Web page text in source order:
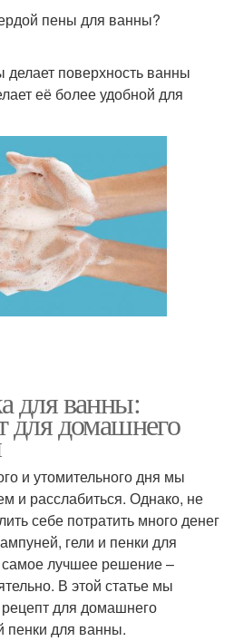
пены для ванны?
поверхность ванны
её более удобной для
для ванны:
для домашнего
и утомительного дня мы
и расслабиться. Однако, не
себе потратить много денег
гели и пенки для
самое лучшее решение –
В этой статье мы
для домашнего
пенки для ванны.